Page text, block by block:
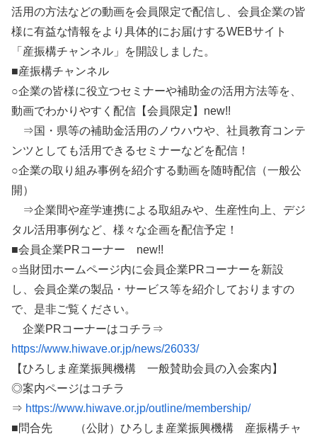
活用の方法などの動画を会員限定で配信し、会員企業の皆
様に有益な情報をより具体的にお届けするWEBサイト
「産振構チャンネル」を開設しました。
■産振構チャンネル
○企業の皆様に役立つセミナーや補助金の活用方法等を、
動画でわかりやすく配信【会員限定】new!!
⇒国・県等の補助金活用のノウハウや、社員教育コンテ
ンツとしても活用できるセミナーなどを配信！
○企業の取り組み事例を紹介する動画を随時配信（一般公
開）
⇒企業間や産学連携による取組みや、生産性向上、デジ
タル活用事例など、様々な企画を配信予定！
■会員企業PRコーナー new!!
○当財団ホームページ内に会員企業PRコーナーを新設
し、会員企業の製品・サービス等を紹介しておりますの
で、是非ご覧ください。
企業PRコーナーはコチラ⇒
https://www.hiwave.or.jp/news/26033/
【ひろしま産業振興機構 一般賛助会員の入会案内】
◎案内ページはコチラ
⇒ https://www.hiwave.or.jp/outline/membership/
■問合先 （公財）ひろしま産業振興機構 産振構チャ